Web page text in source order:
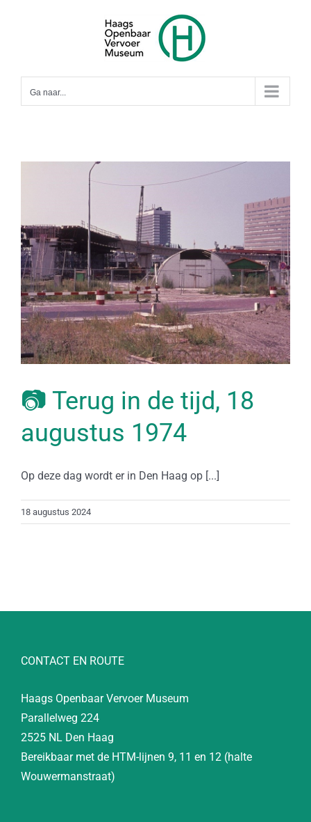
Ga naar...
📷 Terug in de tijd, 18
augustus 1974
Op deze dag wordt er in Den Haag op [...]
18 augustus 2024
CONTACT EN ROUTE
Haags Openbaar Vervoer Museum
Parallelweg 224
2525 NL Den Haag
Bereikbaar met de HTM-lijnen 9, 11 en 12 (halte
Wouwermanstraat)